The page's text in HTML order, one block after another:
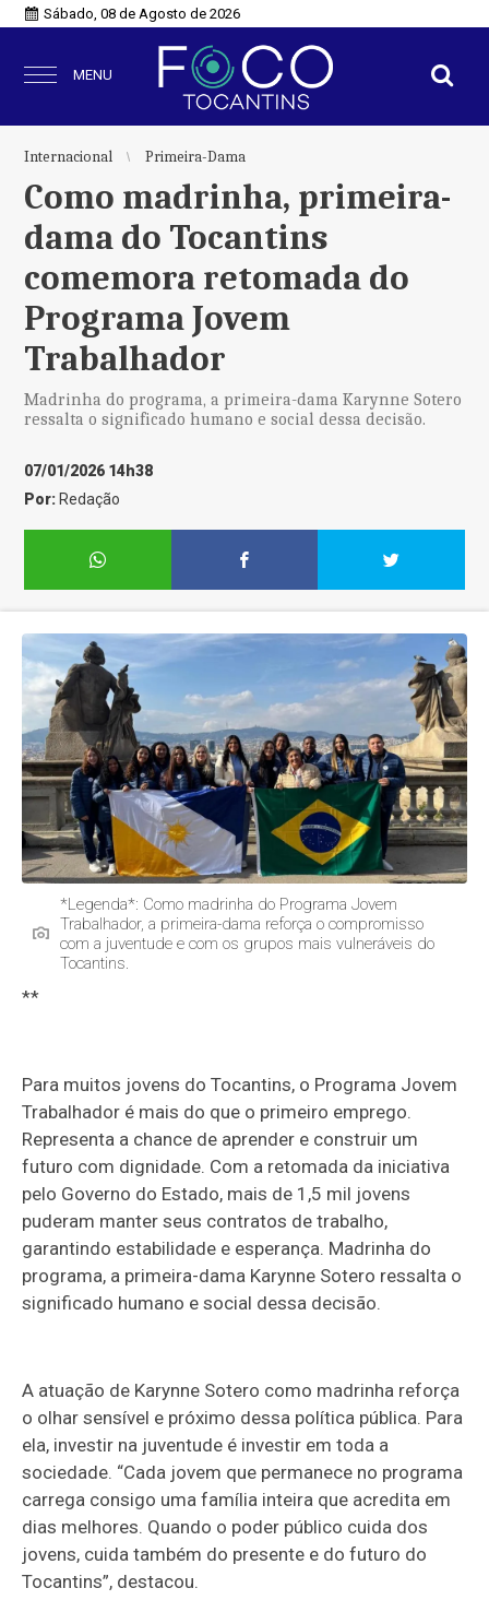
Sábado, 08 de Agosto de 2026
MENU
Internacional Primeira-Dama
Como madrinha, primeira-
dama do Tocantins
comemora retomada do
Programa Jovem
Trabalhador
Madrinha do programa, a primeira-dama Karynne Sotero
ressalta o significado humano e social dessa decisão.
07/01/2026 14h38
Por: Redação
*Legenda*: Como madrinha do Programa Jovem
Trabalhador, a primeira-dama reforça o compromisso
com a juventude e com os grupos mais vulneráveis do
Tocantins.
**
Para muitos jovens do Tocantins, o Programa Jovem
Trabalhador é mais do que o primeiro emprego.
Representa a chance de aprender e construir um
futuro com dignidade. Com a retomada da iniciativa
pelo Governo do Estado, mais de 1,5 mil jovens
puderam manter seus contratos de trabalho,
garantindo estabilidade e esperança. Madrinha do
programa, a primeira-dama Karynne Sotero ressalta o
significado humano e social dessa decisão.
A atuação de Karynne Sotero como madrinha reforça
o olhar sensível e próximo dessa política pública. Para
ela, investir na juventude é investir em toda a
sociedade. “Cada jovem que permanece no programa
carrega consigo uma família inteira que acredita em
dias melhores. Quando o poder público cuida dos
jovens, cuida também do presente e do futuro do
Tocantins”, destacou.